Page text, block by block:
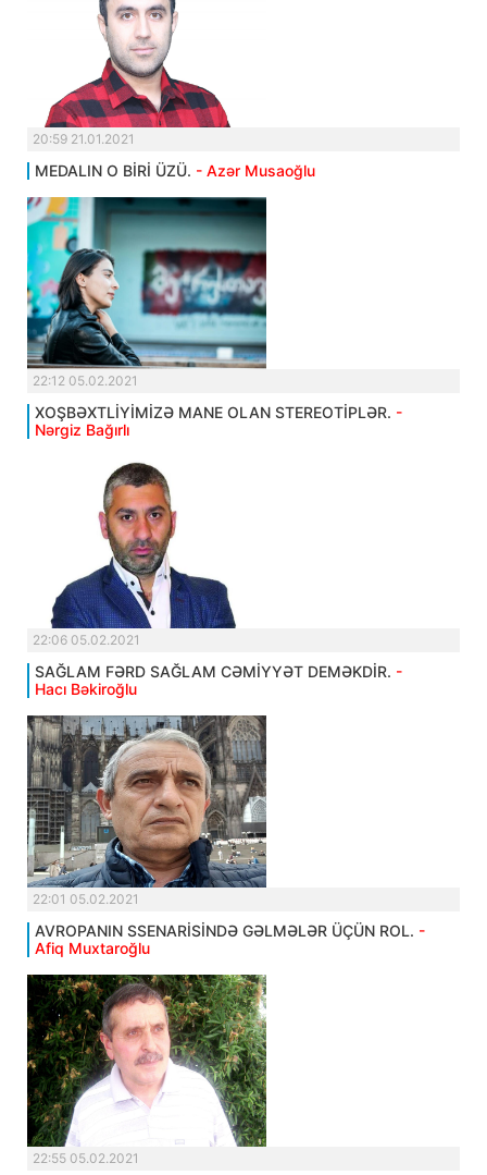
20:59 21.01.2021
MEDALIN O BİRİ ÜZÜ. - Azər Musaoğlu
22:12 05.02.2021
XOŞBƏXTLİYİMİZƏ MANE OLAN STEREOTİPLƏR. -
Nərgiz Bağırlı
22:06 05.02.2021
SAĞLAM FƏRD SAĞLAM CƏMİYYƏT DEMƏKDİR. -
Hacı Bəkiroğlu
22:01 05.02.2021
AVROPANIN SSENARİSİNDƏ GƏLMƏLƏR ÜÇÜN ROL. -
Afiq Muxtaroğlu
22:55 05.02.2021